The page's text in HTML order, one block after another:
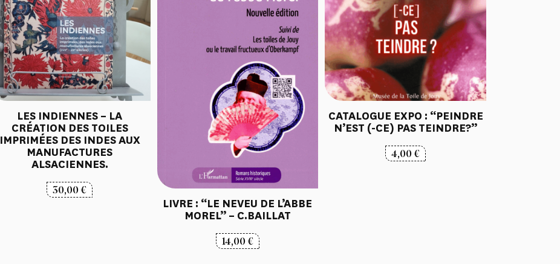
LES INDIENNES – LA
CRÉATION DES TOILES
IMPRIMÉES DES INDES AUX
MANUFACTURES
ALSACIENNES.
30,00€
LIVRE : “LE NEVEU DE L’ABBE
MOREL” – C.BAILLAT
14,00€
CATALOGUE EXPO : “PEINDRE
N’EST (-CE) PAS TEINDRE?”
4,00€